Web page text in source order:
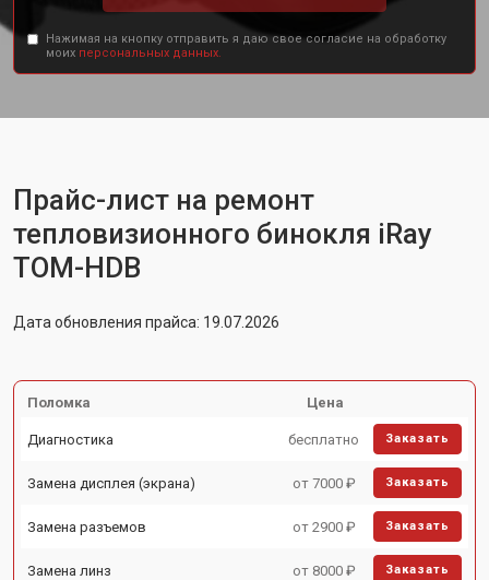
Нажимая на кнопку отправить я даю свое согласие на обработку
моих персональных данных.
Прайс-лист на ремонт
тепловизионного бинокля iRay
TOM-HDB
Дата обновления прайса: 19.07.2026
Поломка Цена
Диагностика бесплатно Заказать
Замена дисплея (экрана) от 7000 ₽ Заказать
Замена разъемов от 2900 ₽ Заказать
Замена линз от 8000 ₽ Заказать